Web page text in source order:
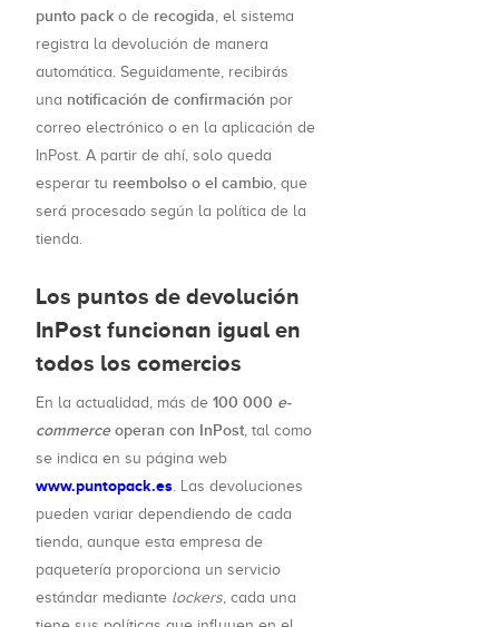
punto pack o de recogida, el sistema
registra la devolución de manera
automática. Seguidamente, recibirás
una notificación de confirmación por
correo electrónico o en la aplicación de
InPost. A partir de ahí, solo queda
esperar tu reembolso o el cambio, que
será procesado según la política de la
tienda.
Los puntos de devolución
InPost funcionan igual en
todos los comercios
En la actualidad, más de 100 000 e-
commerceoperan con InPost, tal como
se indica en su página web
www.puntopack.es. Las devoluciones
pueden variar dependiendo de cada
tienda, aunque esta empresa de
paquetería proporciona un servicio
estándar mediante lockers, cada una